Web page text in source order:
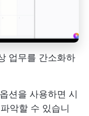
업무를 간소화하
션을 사용하면 시
악할 수 있습니